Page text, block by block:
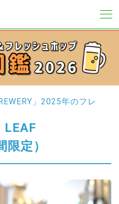
」 2025年のフレ
LEAF
限定）